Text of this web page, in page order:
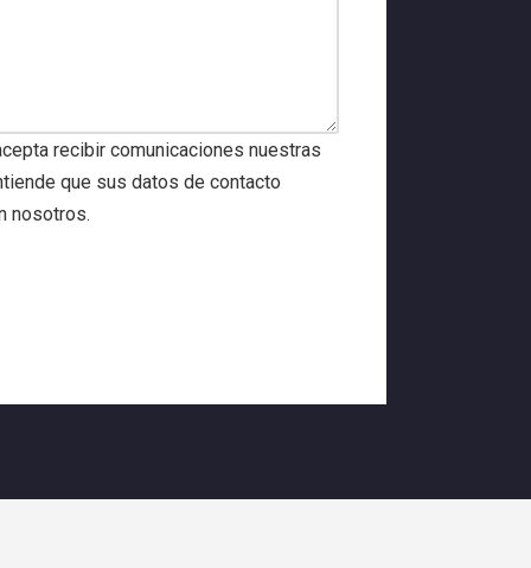
recibir comunicaciones nuestras
que sus datos de contacto
nosotros.